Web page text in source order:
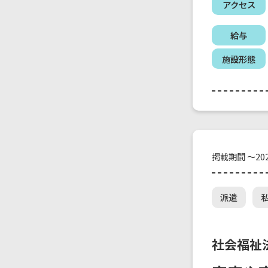
アクセス
給与
施設形態
掲載期間 ～
派遣
社会福祉